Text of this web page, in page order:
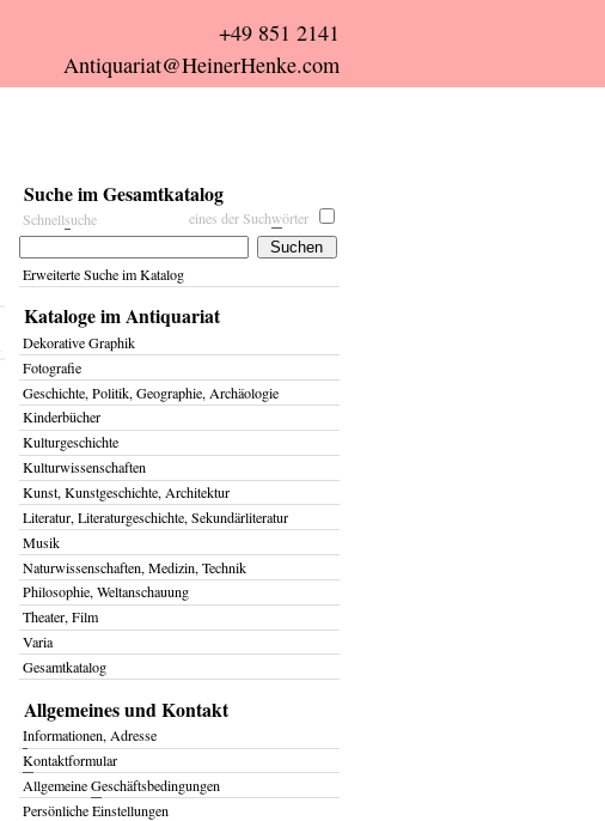
Suche im Gesamtkatalog
eines der Suchwörter
Schnellsuche
Erweiterte Suche im Katalog
Kataloge im Antiquariat
Dekorative Graphik
Fotografie
Geschichte, Politik, Geographie, Archäologie
Kinderbücher
Kulturgeschichte
Kulturwissenschaften
Kunst, Kunstgeschichte, Architektur
Literatur, Literaturgeschichte, Sekundärliteratur
Musik
Naturwissenschaften, Medizin, Technik
Philosophie, Weltanschauung
Theater, Film
Varia
Gesamtkatalog
Allgemeines und Kontakt
Informationen, Adresse
Kontaktformular
AllgemeineGeschäftsbedingungen
PersönlicheEinstellungen
+49 851 2141
Antiquariat@HeinerHenke.com